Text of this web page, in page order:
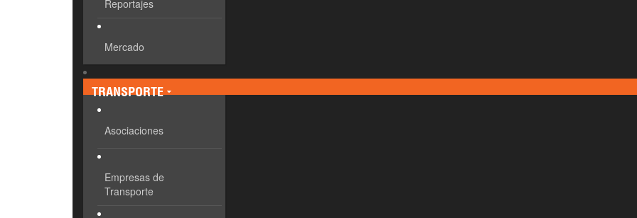
Reportajes
Mercado
TRANSPORTE
Asociaciones
Empresas de
Transporte